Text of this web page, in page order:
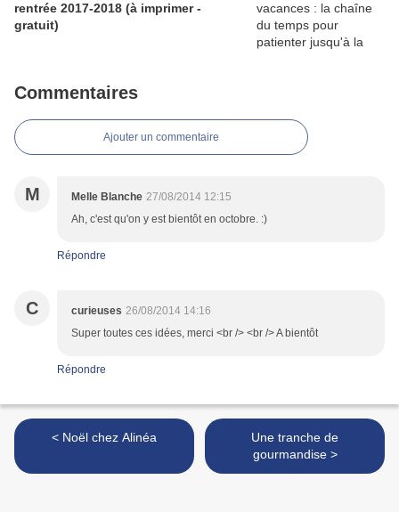
rentrée 2017-2018 (à imprimer -
gratuit)
Commentaires
Ajouter un commentaire
M Melle Blanche 27/08/2014 12:15
Ah, c'est qu'on y est bientôt en octobre. :)
Répondre
C curieuses 26/08/2014 14:16
Super toutes ces idées, merci <br /> <br /> A bientôt
Répondre
< Noël chez Alinéa
Une tranche de
gourmandise >